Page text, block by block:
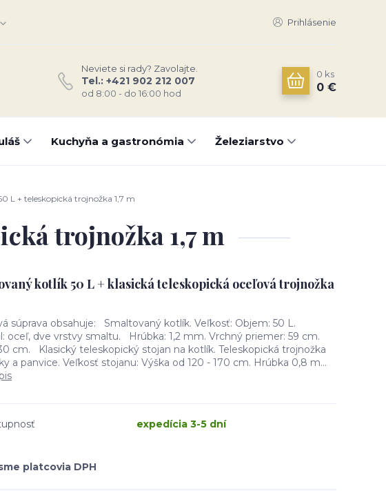
Prihlásenie
Neviete si rady? Zavolajte.
Tel.: +421 902 212 007
od 8:00 - do 16:00 hod
0 ks
0 €
Kuchyňa a gastronómia Železiarstvo
L + teleskopická trojnožka 1,7 m
trojnožka 1,7 m
kotlík 50 L + klasická teleskopická oceľová trojnožka
súprava obsahuje: Smaltovaný kotlík. Veľkosť: Objem: 50 L.
oceľ, dve vrstvy smaltu. Hrúbka: 1,2 mm. Vrchný priemer: 59 cm.
cm. Klasický teleskopický stojan na kotlík. Teleskopická trojnožka
a panvice. Veľkosť stojanu: Výška od 120 - 170 cm. Hrúbka 0,8 m...
expedícia 3-5 dní
platcovia DPH